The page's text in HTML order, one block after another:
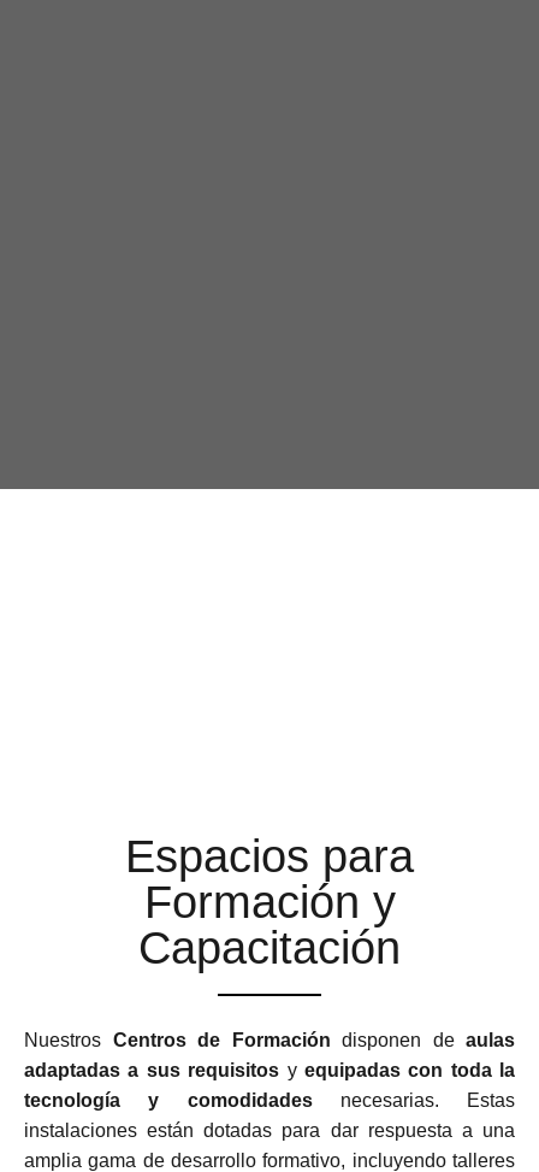
Espacios para
Formación y
Capacitación
Nuestros Centros de Formación disponen de aulas
adaptadas a sus requisitos y equipadas con toda la
tecnología y comodidadesnecesarias. Estas
instalaciones están dotadas para dar respuesta a una
amplia gama de desarrollo formativo, incluyendo talleres